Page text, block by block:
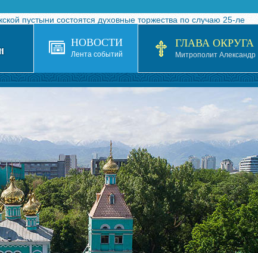
пустыни состоятся духовные торжества по случаю 25-ле
турнира по волейболу, посвященного 25-летию обр
в Казахстане»
Атинской епархией Русской Православной Церкви в 1927–19
прием документов на 2026-2027 учебный год
НОВОСТИ
Лента событий
ГЛАВА ОКРУГА
Митрополит Александр